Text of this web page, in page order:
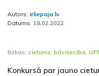
Autors: irliepaja.lv
Datums: 18.02.2022
Birkas: cietums, būvniecība,
Konkursā par jauno